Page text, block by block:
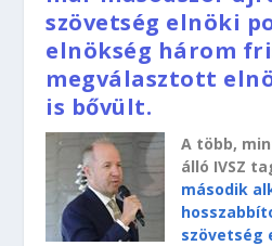
szövetség elnöki
elnökség három
megválasztott
is bővült.
A több,
álló IVSZ
második
szövetség